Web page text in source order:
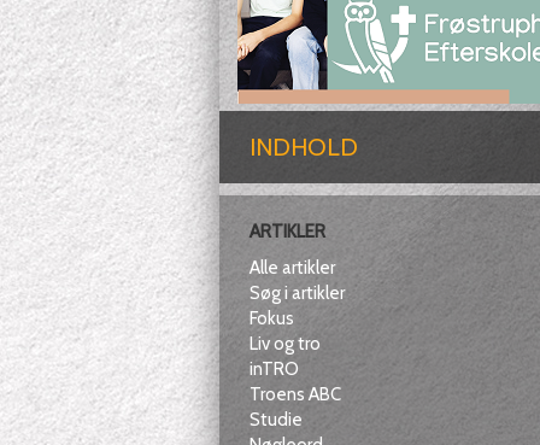
INDHOLD
ARTIKLER
Alle artikler
Søg i artikler
Fokus
Liv og tro
inTRO
Troens ABC
Studie